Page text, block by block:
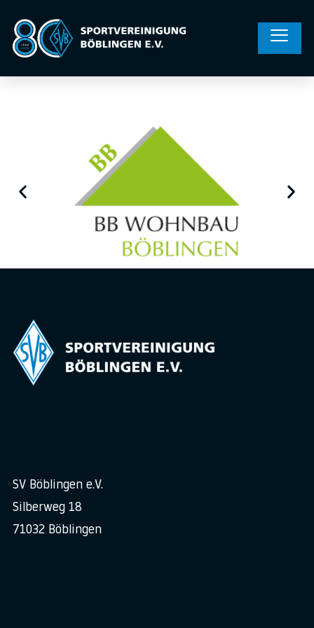
SV Böblingen e.V.
Silberweg 18
71032 Böblingen